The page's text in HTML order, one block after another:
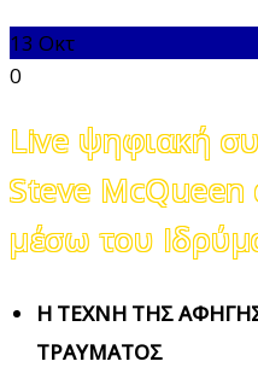
13 Οκτ
0
Live ψηφιακή
Steve McQueen
μέσω του
H TEXNH ΤΗΣ
ΤΡΑΥΜΑΤΟΣ